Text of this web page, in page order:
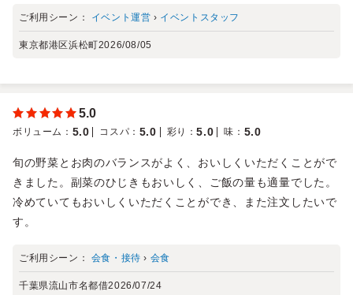
ご利用シーン： イベント運営 › イベントスタッフ
東京都港区浜松町2026/08/05
5.0
ボリューム ： 5.0 コスパ ： 5.0 彩り ：5.0 味 ： 5.0
旬の野菜とお肉のバランスがよく、おいしくいただくことがで
きました。副菜のひじきもおいしく、ご飯の量も適量でした。
冷めていてもおいしくいただくことができ、また注文したいで
す。
ご利用シーン： 会食・接待 › 会食
千葉県流山市名都借2026/07/24